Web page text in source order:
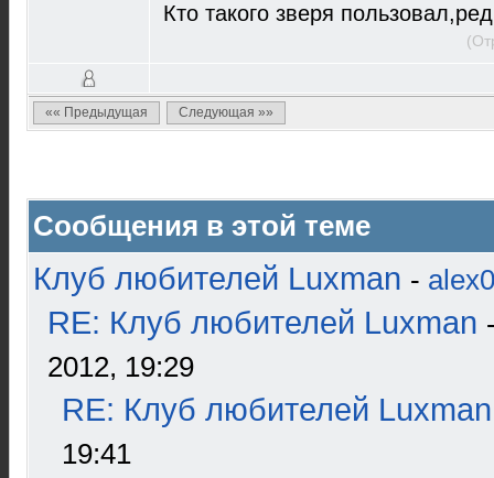
Кто такого зверя
«« Предыдущая Следующая »»
Сообщения в этой теме
Клуб любителей Luxman -
RE: Клуб любителей Luxman
2012, 19:29
RE: Клуб любителей Luxman
19:41